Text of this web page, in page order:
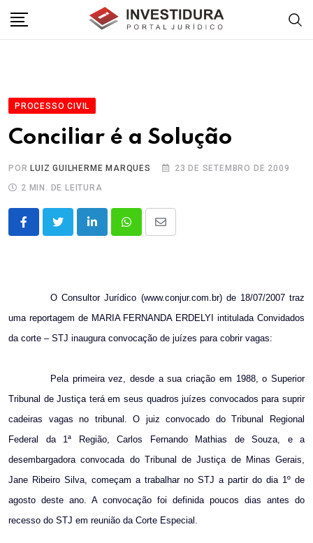
PROCESSO CIVIL
Conciliar é a Solução
POR LUIZ GUILHERME MARQUES
23 DE SETEMBRO DE 2009
2 MIN. DE LEITURA
LinkedInWhatsappShare
O Consultor Jurídico (www.conjur.com.br) de 18/07/2007 traz
uma reportagem de MARIA FERNANDA ERDELYI intitulada Convidados
da corte – STJ inaugura convocação de juízes para cobrir vagas:
Pela primeira vez, desde a sua criação em 1988, o Superior
Tribunal de Justiça terá em seus quadros juízes convocados para suprir
cadeiras vagas no tribunal. O juiz convocado do Tribunal Regional
Federal da 1ª Região, Carlos Fernando Mathias de Souza, e a
desembargadora convocada do Tribunal de Justiça de Minas Gerais,
Jane Ribeiro Silva, começam a trabalhar no STJ a partir do dia 1º de
agosto deste ano. A convocação foi definida poucos dias antes do
recesso do STJ em reunião da Corte Especial.